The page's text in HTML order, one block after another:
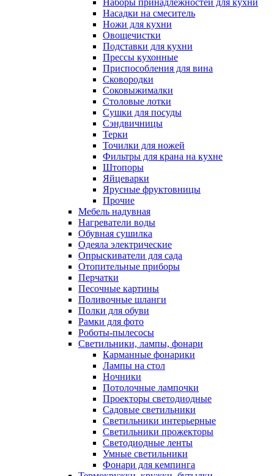
Наборы принадлежностей для кухни
Насадки на смеситель
Ножи для кухни
Овощечистки
Подставки для кухни
Прессы кухонные
Приспособления для вина
Сковородки
Соковыжималки
Столовые лотки
Сушки для посуды
Сэндвичницы
Терки
Точилки для ножей
Фильтры для крана на кухне
Штопоры
Яйцеварки
Ярусные фруктовницы
Прочие
Мебель надувная
Нагреватели воды
Обувная сушилка
Одеяла электрические
Опрыскиватели для сада
Отопительные приборы
Перчатки
Песочные картины
Поливочные шланги
Полки для обуви
Рамки для фото
Роботы-пылесосы
Светильники, лампы, фонари
Карманные фонарики
Лампы на стол
Ночники
Потолочные лампочки
Проекторы светодиодные
Садовые светильники
Светильники интерьерные
Светильники прожекторы
Светодиодные ленты
Умные светильники
Фонари для кемпинга